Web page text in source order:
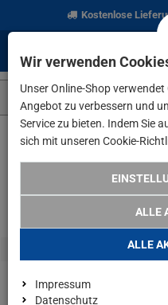
Kostenlose
Stabila
Wir verwenden
Unser Online-Shop
Angebot zu verbessern und
Service zu bieten. Indem Sie
sich mit unseren Cookie-
ALLE
ALLE
Impressum
Datenschutz